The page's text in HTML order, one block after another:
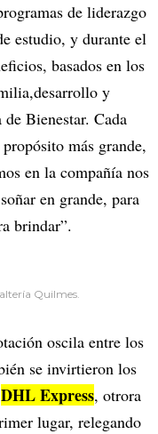
de liderazgo
estudio, y durante el
basados en los
y
Bienestar. Cada
más grande,
en la compañía nos
en grande, para
brindar”.
Quilmes.
oscila entre los
se invirtieron los
DHL Express, otrora
lugar, relegando